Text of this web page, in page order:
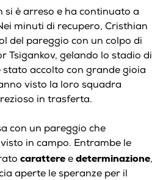
si è arreso e ha continuato a
minuti di recupero, Cristhian
del pareggio con un colpo di
Tsigankov, gelando lo stadio di
stato accolto con grande gioia
visto la loro squadra
in trasferta.
con un pareggio che
in campo. Entrambe le
carattere e determinazione,
aperte le speranze per il